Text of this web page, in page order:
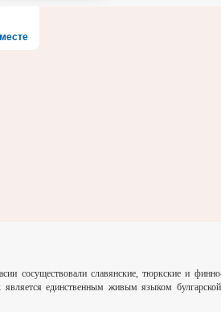
сосуществовали славянские, тюркские и
единственным живым языком